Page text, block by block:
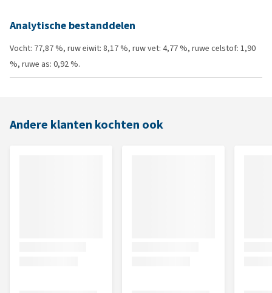
Analytische bestanddelen
Vocht: 77,87 %, ruw eiwit: 8,17 %, ruw vet: 4,77 %, ruwe celstof: 1,90
%, ruwe as: 0,92 %.
Andere klanten kochten ook